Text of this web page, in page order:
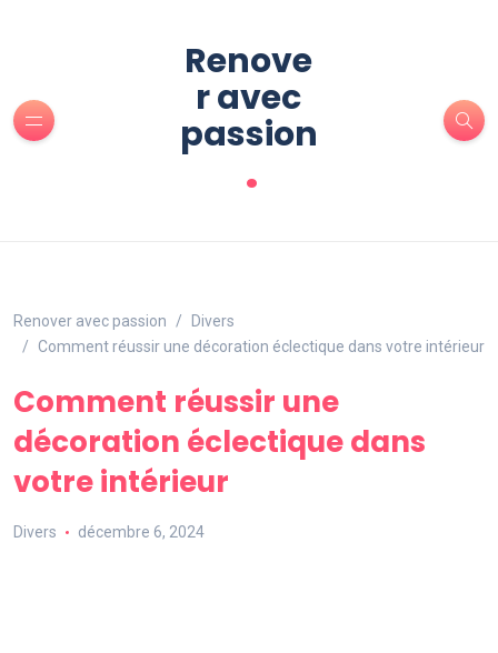
Renove
r avec
passion
.
Renover avec passion
Divers
Comment réussir une décoration éclectique dans votre intérieur
Comment réussir une
décoration éclectique dans
votre intérieur
Divers décembre 6, 2024